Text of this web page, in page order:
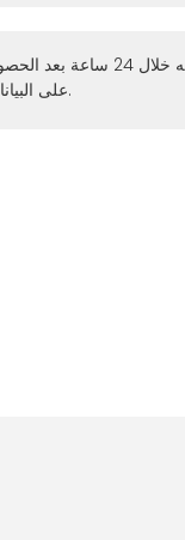
أي تحديث في البرنامج، يمكننا الانتهاء منه خلال 24 ساعة
على البيانات.